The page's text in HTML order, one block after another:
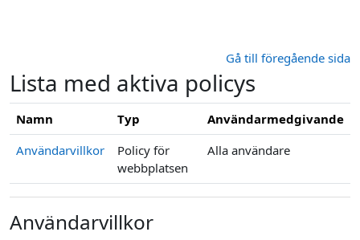
Gå till föregående sida
Lista med aktiva policys
Namn Typ
Användarmedgivande
Användarvillkor
Policy för
webbplatsen
Alla användare
Användarvillkor